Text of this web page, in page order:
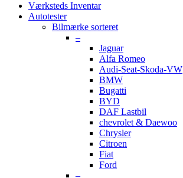
Værksteds Inventar
Autotester
Bilmærke sorteret
–
Jaguar
Alfa Romeo
Audi-Seat-Skoda-VW
BMW
Bugatti
BYD
DAF Lastbil
chevrolet & Daewoo
Chrysler
Citroen
Fiat
Ford
–